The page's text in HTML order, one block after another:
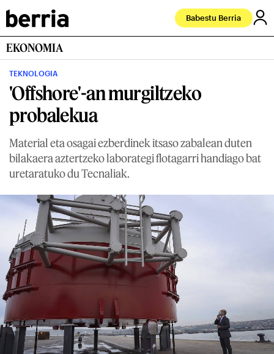
Babestu Berria
EKONOMIA
TEKNOLOGIA
'Offshore'-an murgiltzeko
probalekua
Material eta osagai ezberdinek itsaso zabalean duten
bilakaera aztertzeko laborategi flotagarri handiago bat
uretaratuko du Tecnaliak.